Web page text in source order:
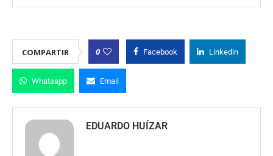
COMPARTIR 0 Facebook Linkedin
Whatsapp Email
EDUARDO HUÍZAR